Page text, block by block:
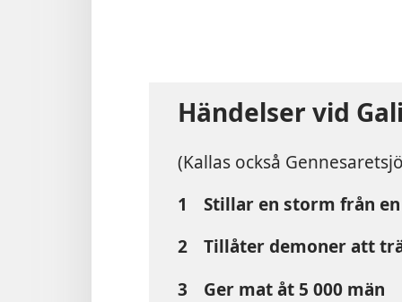
Händelser vid
(Kallas också
1
Stillar en storm från
2
Tillåter demoner att
3
Ger mat åt 5 000 män